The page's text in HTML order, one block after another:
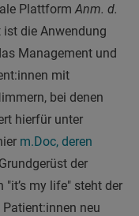
Plattform Anm. d.
ist die Anwendung
Management und
mit
bei denen
hierfür unter
m.Doc, deren
der
my life" steht der
neu